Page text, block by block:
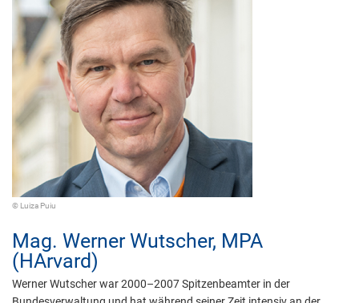
© Luiza Puiu
Mag. Werner Wutscher, MPA
(HArvard)
Werner Wutscher war 2000–2007 Spitzenbeamter in der